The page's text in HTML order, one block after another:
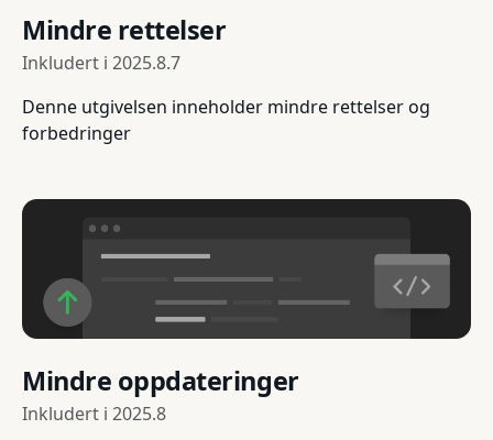
Mindre rettelser
Inkludert i 2025.8.7
Denne utgivelsen inneholder mindre rettelser og
forbedringer
Mindre oppdateringer
Inkludert i 2025.8